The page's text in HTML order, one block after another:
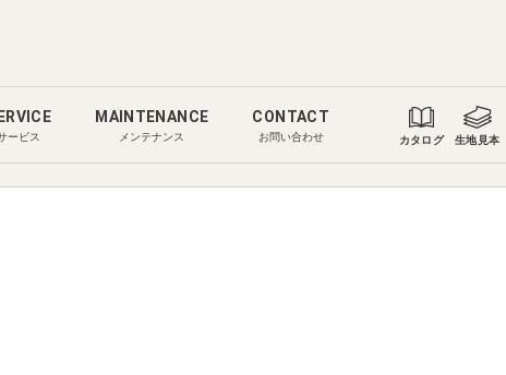
ービス
MAINTENANCE
メンテナンス
CONTACT
お問い合わせ カタログ 生地見本